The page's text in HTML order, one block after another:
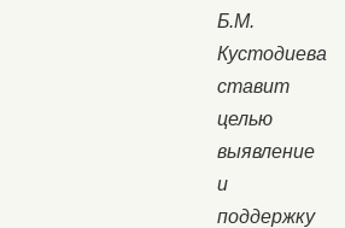
Б.М.
Кустодиева
ставит
целью
выявление
и
поддержку